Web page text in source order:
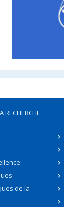
RECHERCHE
de la